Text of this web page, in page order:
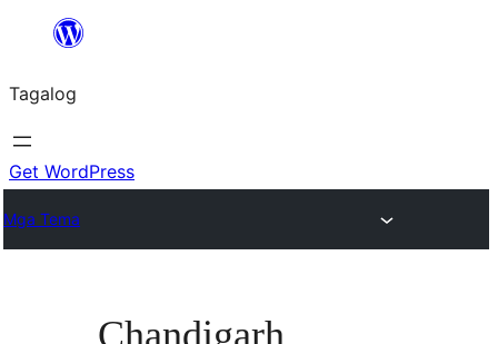
Lumaktaw
sa
content
Tagalog
Get WordPress
Mga Tema